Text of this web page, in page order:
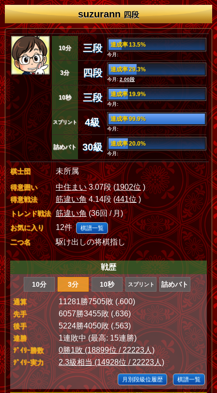
suzurann四段
10分 三段 達成率 13.5%
今月:
3分 四段 達成率 29.3%
今月:2.00段
10秒 三段 達成率 19.9%
今月:
スプリント 4級 達成率 99.9%
今月:
詰めバト 30級 達成率 20.0%
今月:
棋士団 未所属
得意囲い 中住まい3.07段 (1902位)
得意戦法 筋違い角4.14段 (441位)
トレンド戦法 筋違い角(36回 / 月)
お気に入り 12件 棋譜一覧
二つ名 駆け出しの将棋指し
戦歴
10分 3分 10秒 スプリント 詰めバト
通算 11281勝7505敗 (.600)
先手 6057勝3455敗 (.636)
後手 5224勝4050敗 (.563)
連勝 1連敗中 (最高: 15連勝)
ﾃﾞｲﾘｰ勝数 0勝1敗 (18899位 / 22223人)
ﾃﾞｲﾘｰ実力 2.3級相当 (14928位 / 22223人)
月別段級位履歴 棋譜一覧